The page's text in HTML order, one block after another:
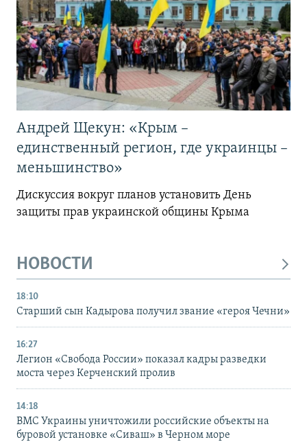
Андрей Щекун: «Крым –
единственный регион, где украинцы –
меньшинство»
Дискуссия вокруг планов установить День
защиты прав украинской общины Крыма
НОВОСТИ
18:10
Старший сын Кадырова получил звание «героя Чечни»
16:27
Легион «Свобода России» показал кадры разведки
моста через Керченский пролив
14:18
ВМС Украины уничтожили российские объекты на
буровой установке «Сиваш» в Черном море